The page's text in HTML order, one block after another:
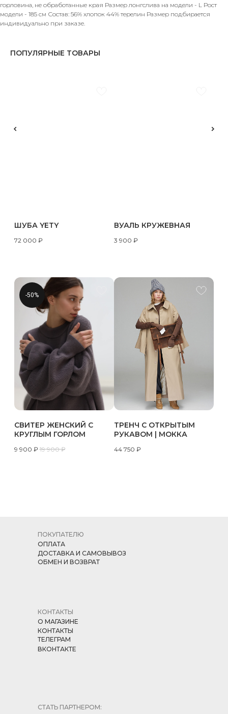
горловина, не обработанные края Размер лонгслива на модели - L Рост
модели - 185 см Состав: 56% хлопок 44% терелин Размер подбирается
индивидуально при заказе.
ПОПУЛЯРНЫЕ ТОВАРЫ
ШУБА YETY
72 000 ₽
ВУАЛЬ КРУЖЕВНАЯ
3 900 ₽
-50%
СВИТЕР ЖЕНСКИЙ С
КРУГЛЫМ ГОРЛОМ
9 900 ₽ 19 900 ₽
ТРЕНЧ С ОТКРЫТЫМ
РУКАВОМ | МОККА
44 750 ₽
СТАТЬ ПАРТНЕРОМ:
КОНТАКТЫ
О МАГАЗИНЕ
КОНТАКТЫ
ТЕЛЕГРАМ
ВКОНТАКТЕ
ПОКУПАТЕЛЮ
ОПЛАТА
ДОСТАВКА И САМОВЫВОЗ
ОБМЕН И ВОЗВРАТ